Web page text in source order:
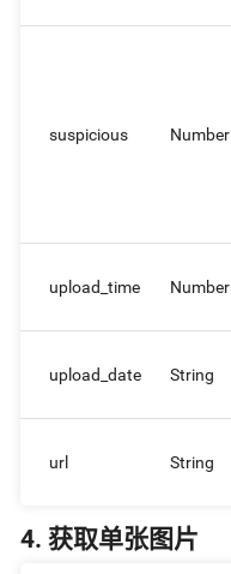
suspicious Number
upload_time Number
upload_date String
url String
4. 获取单张图片